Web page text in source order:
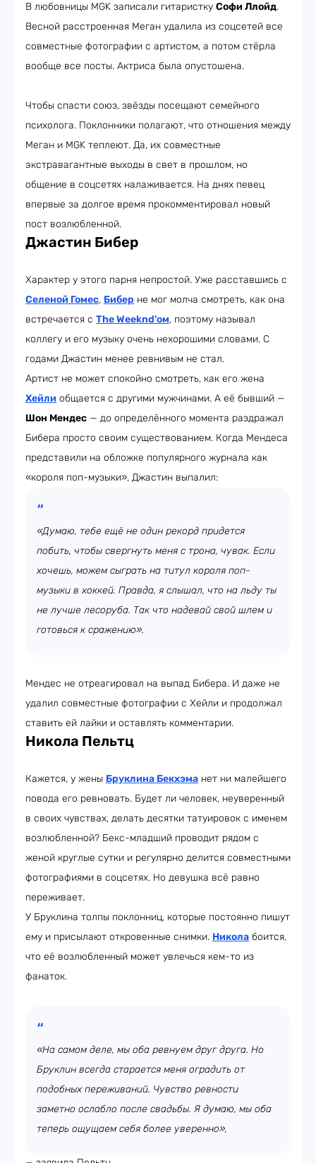
В любовницы MGK записали гитаристку Софи Ллойд.
Весной расстроенная Меган удалила из соцсетей все
совместные фотографии с артистом, а потом стёрла
вообще все посты. Актриса была опустошена.
Чтобы спасти союз, звёзды посещают семейного
психолога. Поклонники полагают, что отношения между
Меган и MGK теплеют. Да, их совместные
экстравагантные выходы в свет в прошлом, но
общение в соцсетях налаживается. На днях певец
впервые за долгое время прокомментировал новый
пост возлюбленной.
Джастин Бибер
Характер у этого парня непростой. Уже расставшись с
Селеной Гомес, Бибер не мог молча смотреть, как она
встречается с The Weeknd'ом, поэтому называл
коллегу и его музыку очень нехорошими словами. С
годами Джастин менее ревнивым не стал.
Артист не может спокойно смотреть, как его жена
Хейли общается с другими мужчинами. А её бывший —
Шон Мендес — до определённого момента раздражал
Бибера просто своим существованием. Когда Мендеса
представили на обложке популярного журнала как
«короля поп-музыки», Джастин выпалил:
«Думаю, тебе ещё не один рекорд придется
побить, чтобы свергнуть меня с трона, чувак. Если
хочешь, можем сыграть на титул короля поп-
музыки в хоккей. Правда, я слышал, что на льду ты
не лучше лесоруба. Так что надевай свой шлем и
готовься к сражению».
Мендес не отреагировал на выпад Бибера. И даже не
удалил совместные фотографии с Хейли и продолжал
ставить ей лайки и оставлять комментарии.
Никола Пельтц
Кажется, у жены Бруклина Бекхэма нет ни малейшего
повода его ревновать. Будет ли человек, неуверенный
в своих чувствах, делать десятки татуировок с именем
возлюбленной? Бекс-младший проводит рядом с
женой круглые сутки и регулярно делится совместными
фотографиями в соцсетях. Но девушка всё равно
переживает.
У Бруклина толпы поклонниц, которые постоянно пишут
ему и присылают откровенные снимки. Никола боится,
что её возлюбленный может увлечься кем-то из
фанаток.
«На самом деле, мы оба ревнуем друг друга. Но
Бруклин всегда старается меня оградить от
подобных переживаний. Чувство ревности
заметно ослабло после свадьбы. Я думаю, мы оба
теперь ощущаем себя более уверенно»,